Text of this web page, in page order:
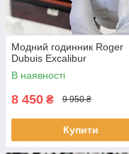
Модний годинник Roger
Dubuis Excalibur
В наявності
8 450 ₴ 9 950 ₴
Купити